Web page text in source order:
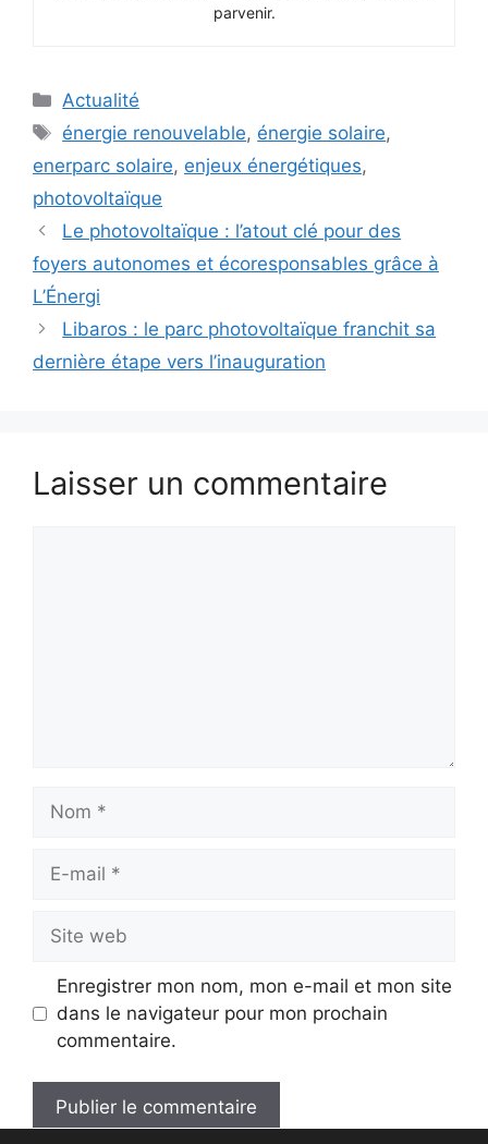
parvenir.
Catégories
Actualité
Étiquettes
énergie renouvelable, énergie solaire,
enerparc solaire, enjeux énergétiques,
photovoltaïque
Le photovoltaïque : l’atout clé pour des
foyers autonomes et écoresponsables grâce à
L’Énergi
Libaros : le parc photovoltaïque franchit sa
dernière étape vers l’inauguration
Laisser un commentaire
mail
web
Enregistrer mon nom, mon e-mail et mon site
dans le navigateur pour mon prochain
commentaire.